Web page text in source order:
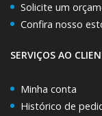
Solicite um
Confira nosso
SERVIÇOS AO
Minha conta
Histórico de